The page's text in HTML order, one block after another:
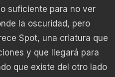
suficiente para no ver
la oscuridad, pero
Spot, una criatura que
y que llegará para
que existe del otro lado